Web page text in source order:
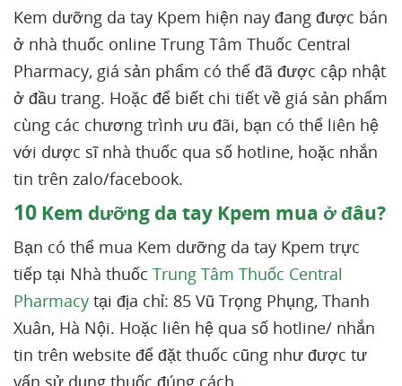
Kem dưỡng da tay Kpem hiện nay đang được bán
ở nhà thuốc online Trung Tâm Thuốc Central
Pharmacy, giá sản phẩm có thể đã được cập nhật
ở đầu trang. Hoặc để biết chi tiết về giá sản phẩm
cùng các chương trình ưu đãi, bạn có thể liên hệ
với dược sĩ nhà thuốc qua số hotline, hoặc nhắn
tin trên zalo/facebook.
10 Kem dưỡng da tay Kpem mua ở đâu?
Bạn có thể mua Kem dưỡng da tay Kpem trực
tiếp tại Nhà thuốc Trung Tâm Thuốc Central
Pharmacy tại địa chỉ: 85 Vũ Trọng Phụng, Thanh
Xuân, Hà Nội. Hoặc liên hệ qua số hotline/ nhắn
tin trên website để đặt thuốc cũng như được tư